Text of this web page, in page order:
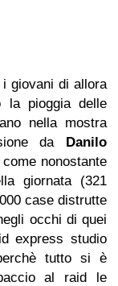
giovani di allora
la pioggia delle
nella mostra
da Danilo
nonostante
giornata (321
case distrutte
occhi di quei
express studio
tutto si è
al raid le